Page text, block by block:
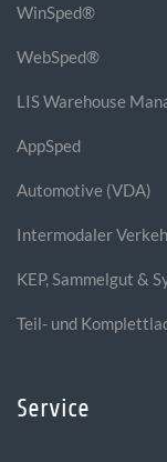
WinSped®
WebSped®
LIS Warehouse
AppSped
Automotive (VDA)
Intermodaler
KEP, Sammelgut &
Teil- und
Service